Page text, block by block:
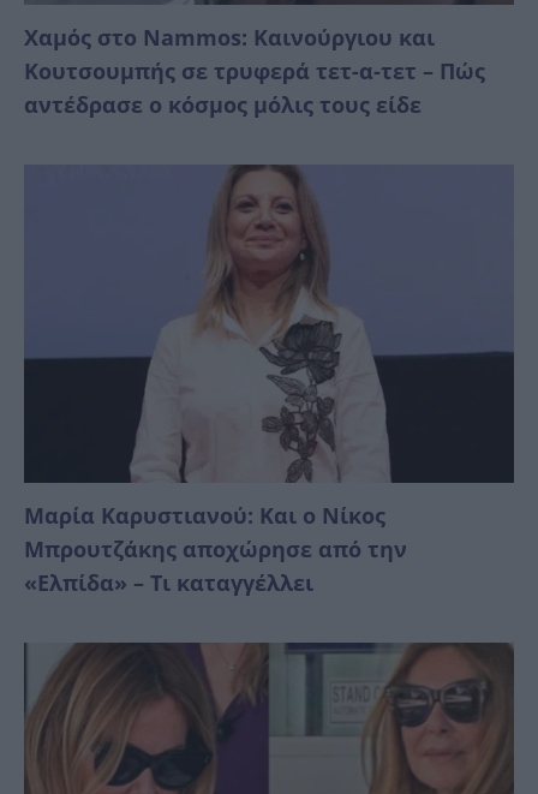
Χαμός στο Nammos: Καινούργιου και
Κουτσουμπής σε τρυφερά τετ-α-τετ – Πώς
αντέδρασε ο κόσμος μόλις τους είδε
Μαρία Καρυστιανού: Και ο Νίκος
Μπρουτζάκης αποχώρησε από την
«Ελπίδα» – Tι καταγγέλλει